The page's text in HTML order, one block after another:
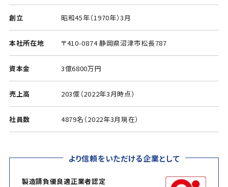
創立 昭和45年（1970年）3月
本社所在地 〒410-0874 静岡県沼津市松長787
資本金 3億6800万円
売上高 203億（2022年3月時点）
社員数 4879名（2022年3月現在）
より信頼をいただける企業として
製造請負優良適正業者認定